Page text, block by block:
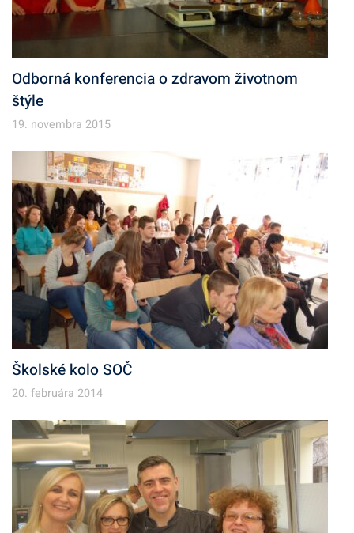
Odborná konferencia o zdravom životnom
štýle
19. novembra 2015
Školské kolo SOČ
20. februára 2014